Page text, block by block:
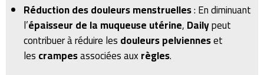
Réduction des douleurs menstruelles: En diminuant
l’épaisseur de la muqueuse utérine,Dailypeut
contribuer à réduire lesdouleurs pelvienneset
lescrampesassociées auxrègles.